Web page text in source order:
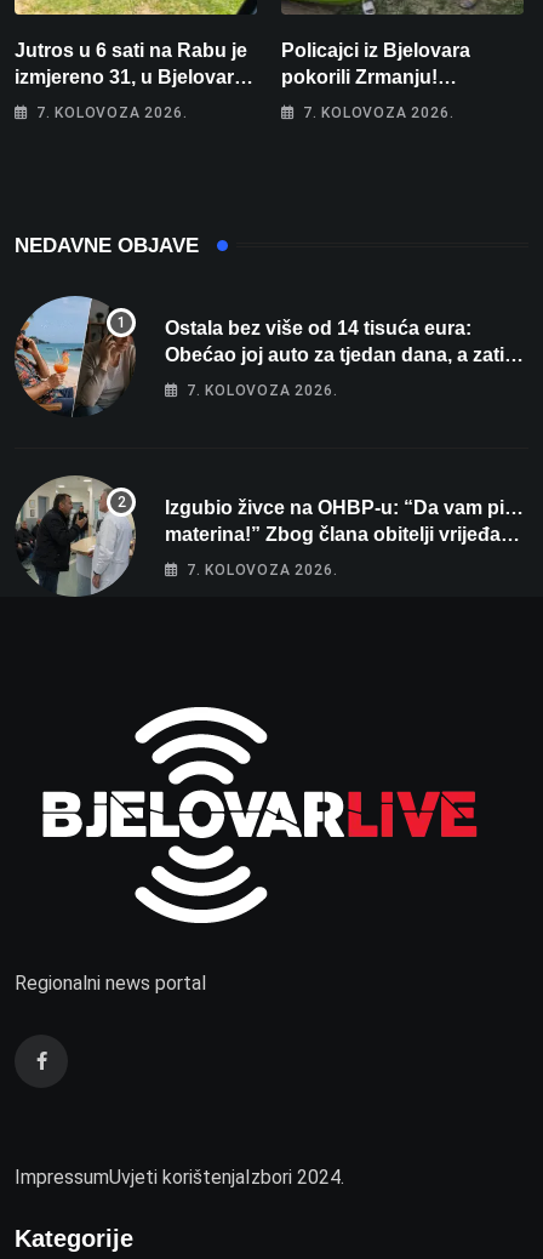
Jutros u 6 sati na Rabu je
izmjereno 31, u Bjelovaru
malo više od 25. Stiže nam
7. KOLOVOZA 2026.
Policajci iz Bjelovara
pokorili Zrmanju!
Magdalena i Tomislav
7. KOLOVOZA 2026.
NEDAVNE OBJAVE
Ostala bez više od 14 tisuća eura:
Obećao joj auto za tjedan dana, a zatim
izmišljao opravdanja
7. KOLOVOZA 2026.
Izgubio živce na OHBP-u: “Da vam pi…
materina!” Zbog člana obitelji vrijeđao i
vikao na djelatnike
7. KOLOVOZA 2026.
Regionalni news portal
ImpressumUvjeti korištenjaIzbori 2024.
Kategorije